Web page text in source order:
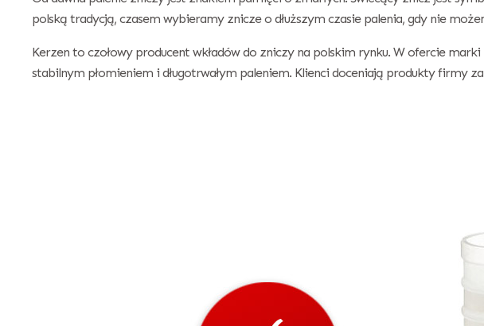
polską tradycją, czasem wybieramy znicze o dłuższym czasie palenia, gdy nie
Kerzen to czołowy producent wkładów do zniczy na polskim rynku. W ofercie
stabilnym płomieniem i długotrwałym paleniem. Klienci doceniają produkty firmy